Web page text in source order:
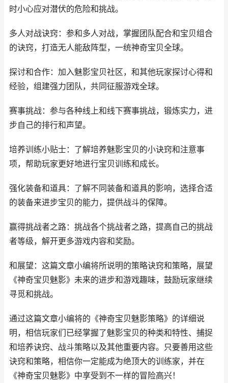
时小心应对潜伏的危险和挑战。
多人对战诀窍：参和多人对战，掌握团队配合和宝贝组合
的诀窍，打造无人能敌阵型，一统神奇宝贝全球。
探讨和合作：加入魅影宝贝社区，和其他玩家探讨心得和
经验，组建强力团队，共同征服游戏全球。
赛事挑战：参与各种线上和线下赛事挑战，锻炼实力，进
步自己的排行和声望。
培养训练小贴士：了解培养魅影宝贝的小诀窍和注意事
项，帮助玩家更好地进行宝贝训练和成长。
强化装备和道具：了解不同装备和道具的影响，选择合适
的装备来进步宝贝的能力，提供战斗的保障。
赢得挑战者之路：挑战各个挑战者之路，提高自己的挑战
者等级，解开更多游戏内容和奖励。
和展望：这篇文章小编将所说明的策略诀窍和策略，展望
《神奇宝贝魅影》未来的进步和游戏趣味，鼓励玩家继续
寻觅和挑战。
通过这篇文章小编将的《神奇宝贝魅影策略》的详细说
明，相信玩家们已经掌握了魅影宝贝的种类和特性、捕捉
和培养诀窍、战斗策略以及其他重要内容。只要善用这些
诀窍和策略，相信你一定能成为绝顶大的训练家，并在
《神奇宝贝魅影》中享受到不一样的冒险高兴！